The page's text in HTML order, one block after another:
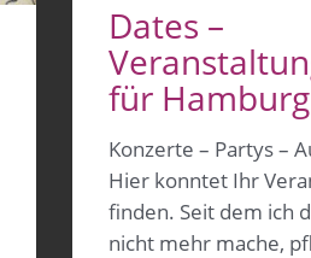
Dates –
für Hamburg
Konzerte – Partys –
Hier konntet Ihr
finden. Seit dem ich
nicht mehr mache,